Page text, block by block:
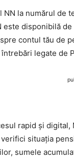
NN la numărul de
este disponibilă
contul tău de
legate de
rapid și digital,
situația
sumele